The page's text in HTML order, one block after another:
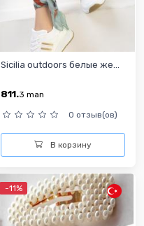
Sicilia outdoors белые же...
811.3 man
0 отзыв(ов)
В корзину
-11%